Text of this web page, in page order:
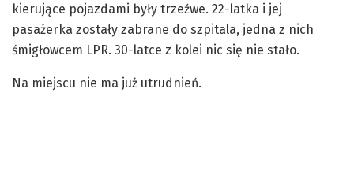
kierujące pojazdami były trzeźwe. 22-latka i jej
pasażerka zostały zabrane do szpitala, jedna z nich
śmigłowcem LPR. 30-latce z kolei nic się nie stało.
Na miejscu nie ma już utrudnień.